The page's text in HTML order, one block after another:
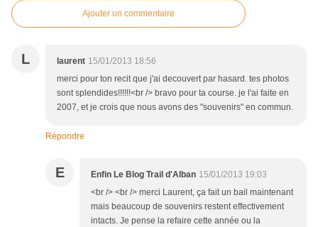
Ajouter un commentaire
L laurent 15/01/2013 18:56
merci pour ton recit que j'ai decouvert par hasard. tes photos
sont splendides!!!!!!<br /> bravo pour ta course. je l'ai faite en
2007, et je crois que nous avons des "souvenirs" en commun.
Répondre
E Enfin Le Blog Trail d'Alban 15/01/2013 19:03
<br /> <br /> merci Laurent, ça fait un bail maintenant
mais beaucoup de souvenirs restent effectivement
intacts. Je pense la refaire cette année ou la